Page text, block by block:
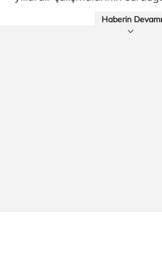
Haberin Devamı